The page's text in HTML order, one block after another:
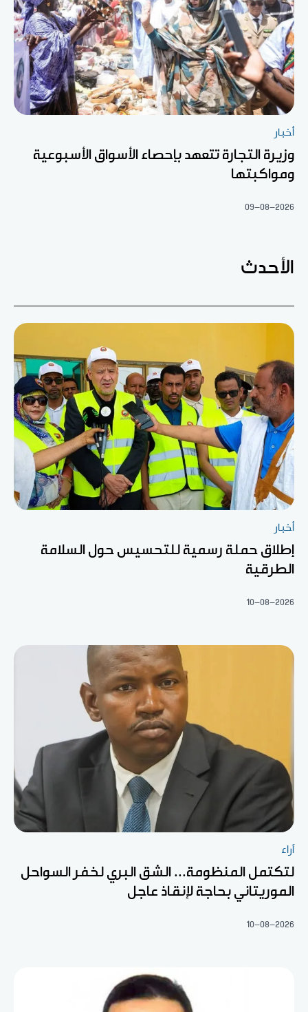
أخبار
وزيرة التجارة تتعهد بإحصاء الأسواق الأسبوعية
ومواكبتها
09-08-2026
الأحدث
أخبار
إطلاق حملة رسمية للتحسيس حول السلامة
الطرقية
10-08-2026
آراء
لتكتمل المنظومة... الشق البري لخفر السواحل
الموريتاني بحاجة لإنقاذ عاجل
10-08-2026